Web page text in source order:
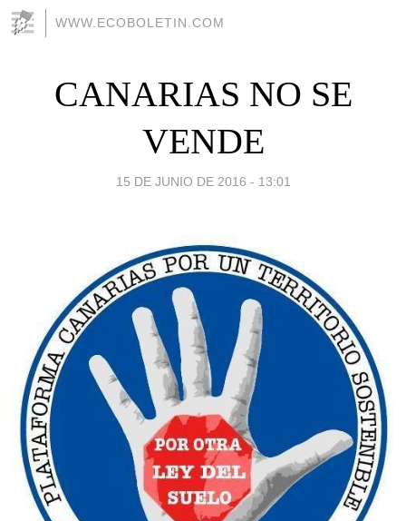
WWW.ECOBOLETIN.COM
CANARIAS NO SE
VENDE
15 DE JUNIO DE 2016 - 13:01